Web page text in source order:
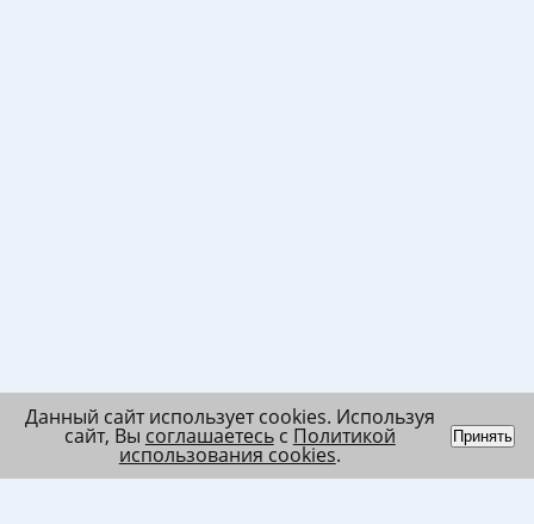
Данный сайт использует cookies. Используя
сайт, Вы соглашаетесьс Политикой
использования cookies.
Принять